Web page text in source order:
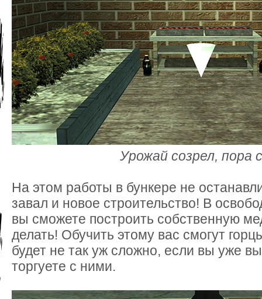
Урожай созрел, пора
На этом работы в бункере не
завал и новое строительство! В
вы сможете построить собственную
делать! Обучить этому вас смогут
будет не так уж сложно, если вы уже
торгуете с ними.